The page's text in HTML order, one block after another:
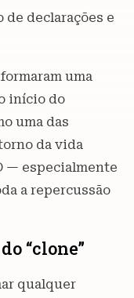
de declarações e
uma
início do
uma das
da vida
— especialmente
a repercussão
“clone”
qualquer